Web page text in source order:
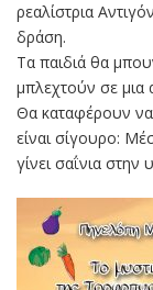
ρεαλίστρια
δράση.
Τα παιδιά θα
μπλεχτούν σε μια
Θα καταφέρουν
είναι σίγουρο:
γίνει σαΐνια στην